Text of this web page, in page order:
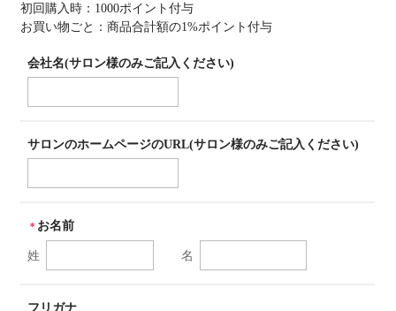
初回購入時：1000ポイント付与
お買い物ごと：商品合計額の1%ポイント付与
会社名(サロン様のみご記入ください)
サロンのホームページのURL(サロン様のみご記入ください)
＊ お名前
姓 名
フリガナ